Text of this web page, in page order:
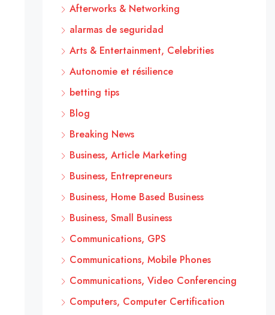
Afterworks & Networking
alarmas de seguridad
Arts & Entertainment, Celebrities
Autonomie et résilience
betting tips
Blog
Breaking News
Business, Article Marketing
Business, Entrepreneurs
Business, Home Based Business
Business, Small Business
Communications, GPS
Communications, Mobile Phones
Communications, Video Conferencing
Computers, Computer Certification